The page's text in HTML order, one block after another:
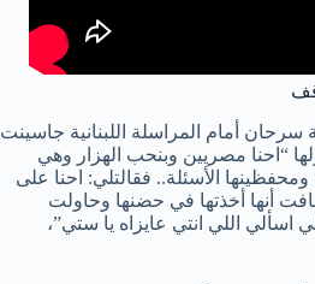
سرحان أمام المراسلة اللبنانية جاسينت
“احنا مصريين وبنحب الهزار وهي
الأسئلة.. فقالتلي: احنا على
أنها أخذتها في حضنها وحاولت
اسألي اللي انتي عايزاه يا ستي”،